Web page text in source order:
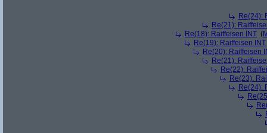
Re(24):
Re(21):
Re(18): Raiffeisen INT (
Re(19): Raiffeisen INT
Re(20): Raiffeisen
Re(21):
Re(22):
Re(23):
Re(24):